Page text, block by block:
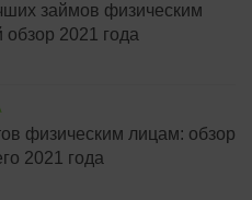
займов физическим
2021 года
физическим лицам: обзор
2021 года